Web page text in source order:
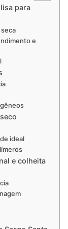
para
e
ideal
e colheita